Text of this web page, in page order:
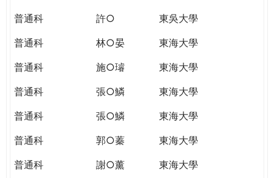
普通科
許○
東吳大學
普通科
林○晏
東海大學
普通科
施○璿
東海大學
普通科
張○鱗
東海大學
普通科
張○鱗
東海大學
普通科
郭○蓁
東海大學
普通科
謝○薰
東海大學